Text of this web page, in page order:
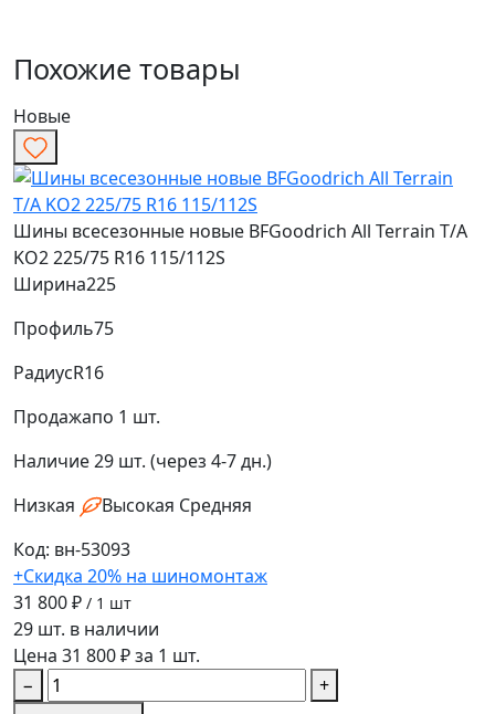
Похожие товары
Новые
Шины всесезонные новые BFGoodrich All Terrain T/A
KO2 225/75 R16 115/112S
Ширина225
Профиль75
РадиусR16
Продажапо 1 шт.
Наличие29 шт. (через 4-7 дн.)
Низкая
Высокая Средняя
Код: вн-53093
+Скидка 20% на шиномонтаж
31 800 ₽ / 1 шт
29 шт. в наличии
Цена 31 800 ₽ за 1 шт.
−
+